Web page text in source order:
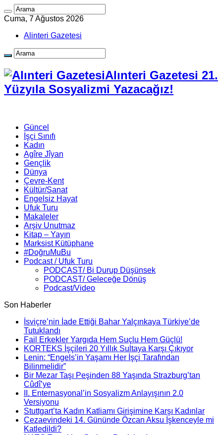
Cuma, 7 Ağustos 2026
Alinteri Gazetesi
Alınteri Gazetesi 21.
Yüzyıla Sosyalizmi Yazacağız!
Güncel
İşçi Sınıfı
Kadın
Agîre Jîyan
Gençlik
Dünya
Çevre-Kent
Kültür/Sanat
Engelsiz Hayat
Ufuk Turu
Makaleler
Arşiv Unutmaz
Kitap – Yayın
Marksist Kütüphane
#DoğruMuBu
Podcast / Ufuk Turu
PODCAST/ Bi Durup Düşünsek
PODCAST/ Geleceğe Dönüş
Podcast/Video
Son Haberler
İsviçre’nin İade Ettiği Bahar Yalçınkaya Türkiye’de
Tutuklandı
Fail Erkekler Yargıda Hem Suçlu Hem Güçlü!
KORTEKS İşçileri 20 Yıllık Sultaya Karşı Çıkıyor
Lenin: “Engels’in Yaşamı Her İşçi Tarafından
Bilinmelidir”
Bir Mezar Taşı Peşinden 88 Yaşında Strazburg’tan
Cûdî’ye
II. Enternasyonal’in Sosyalizm Anlayışının 2.0
Versiyonu
Stuttgart’ta Kadın Katliamı Girişimine Karşı Kadınlar
Cezaevindeki 14. Gününde Özcan Aksu İşkenceyle mi
Katledildi?